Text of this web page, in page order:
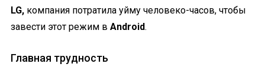
LG, компания потратила уйму человеко-часов, чтобы
завести этот режим в Android.
Главная трудность